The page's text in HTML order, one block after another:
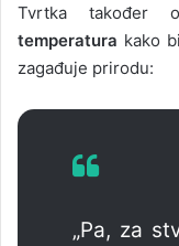
Tvrtka također
temperatura kako
zagađuje prirodu:
„Pa, ​​za